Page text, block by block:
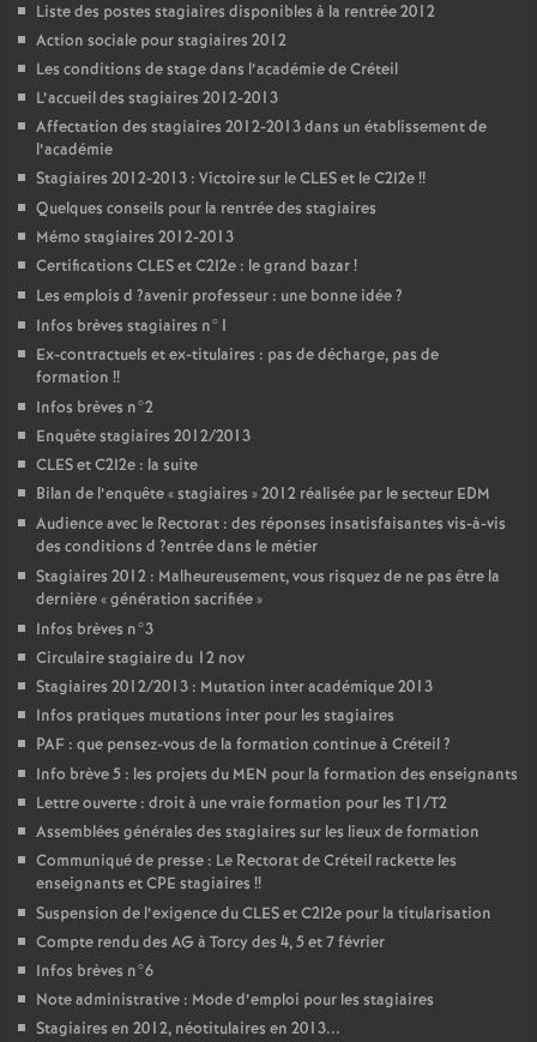
Liste des postes stagiaires disponibles à la rentrée 2012
Action sociale pour stagiaires 2012
Les conditions de stage dans l’académie de Créteil
L’accueil des stagiaires 2012-2013
Affectation des stagiaires 2012-2013 dans un établissement de
l’académie
Stagiaires 2012-2013 : Victoire sur leCLESet le C2I2e!!
Quelques conseils pour la rentrée des stagiaires
Mémo stagiaires 2012-2013
Certifications CLESet C2I2e : le grand bazar!
Les emplois d ?avenir professeur : une bonne idée?
Infos brèves stagiaires n°1
Ex-contractuels et ex-titulaires : pas de décharge, pas de
formation !!
Infos brèves n°2
Enquête stagiaires 2012/2013
CLESet C2I2e : la suite
Bilan de l’enquête «stagiaires » 2012 réalisée par le secteur EDM
Audience avec le Rectorat : des réponses insatisfaisantes vis-à-vis
des conditions d ?entrée dans le métier
Stagiaires 2012 : Malheureusement, vous risquez de ne pas être la
dernière «génération sacrifiée»
Infos brèves n°3
Circulaire stagiaire du 12 nov
Stagiaires 2012/2013 : Mutation inter académique 2013
Infos pratiques mutations inter pour les stagiaires
PAF : que pensez-vous de la formation continue à Créteil?
Info brève 5 : les projets du MEN pour la formation des enseignants
Lettre ouverte : droit à une vraie formation pour les T1/T2
Assemblées générales des stagiaires sur les lieux de formation
Communiqué de presse : Le Rectorat de Créteil rackette les
enseignants etCPE stagiaires !!
Suspension de l’exigence duCLESet C2I2e pour la titularisation
Compte rendu des AG à Torcy des 4, 5 et 7 février
Infos brèves n°6
Note administrative : Mode d’emploi pour les stagiaires
Stagiaires en 2012, néotitulaires en 2013...